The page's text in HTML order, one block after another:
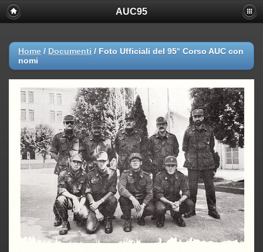
AUC95
Home / Documenti / Foto Ufficiali del 95° Corso AUC con
nomi